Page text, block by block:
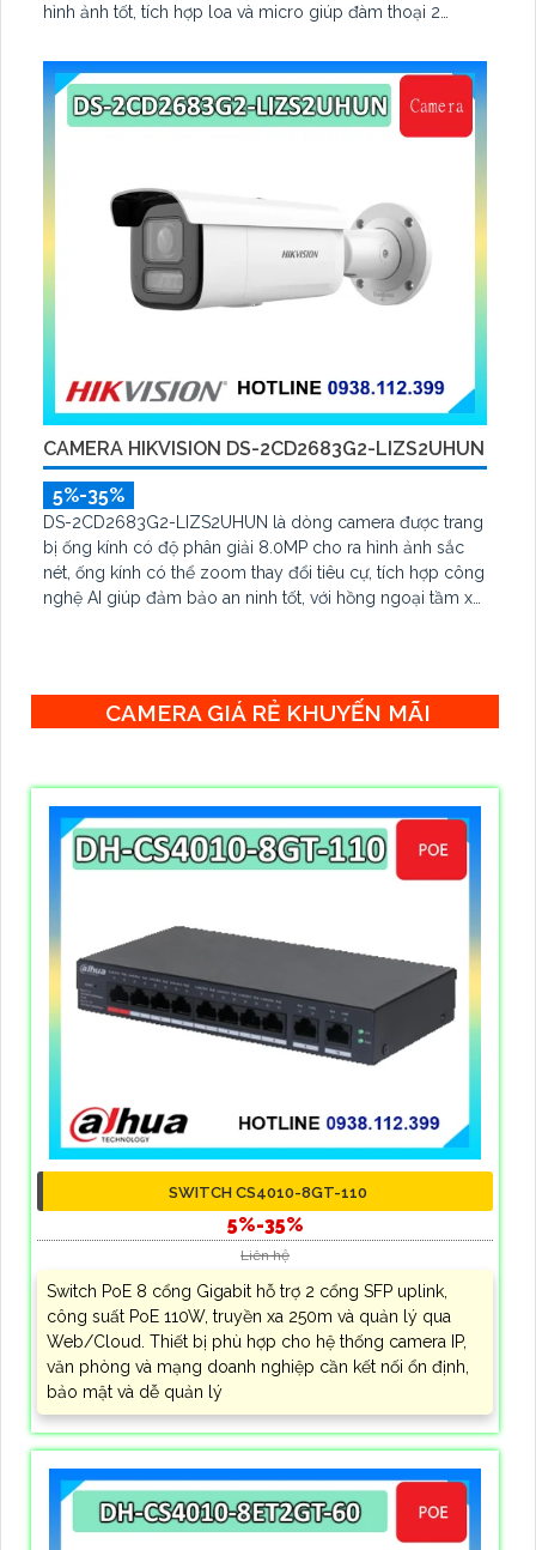
hình ảnh tốt, tích hợp loa và micro giúp đàm thoại 2
CAMERA HIKVISION DS-2CD2683G2-LIZS2UHUN
5%-35%
DS-2CD2683G2-LIZS2UHUN là dòng camera được trang
bị ống kính có độ phân giải 8.0MP cho ra hình ảnh sắc
nét, ống kính có thể zoom thay đổi tiêu cự, tích hợp công
nghệ AI giúp đảm bảo an ninh tốt, với hồng ngoại tầm xa
CAMERA GIÁ RẺ KHUYẾN MÃI
SWITCH CS4010-8GT-110
5%-35%
Liên hệ
Switch PoE 8 cổng Gigabit hỗ trợ 2 cổng SFP uplink,
công suất PoE 110W, truyền xa 250m và quản lý qua
Web/Cloud. Thiết bị phù hợp cho hệ thống camera IP,
văn phòng và mạng doanh nghiệp cần kết nối ổn định,
bảo mật và dễ quản lý